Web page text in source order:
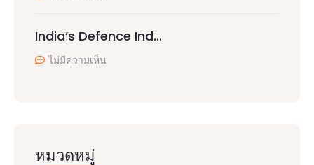
India’s Defence Ind…
ไม่มีความเห็น
หมวดหมู่